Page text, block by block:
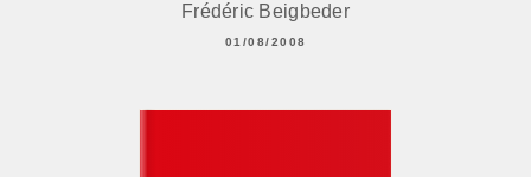
Frédéric Beigbeder
01/08/2008